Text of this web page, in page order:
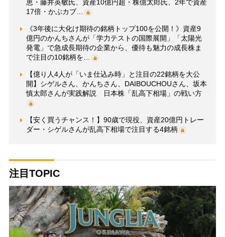
恵・藤井英敏氏、資産10億円超・株億太郎氏、2年で資産
17倍・かぶカブ…
《3年後に大化け期待の銘柄トップ100を公開！》資産9
億円のかんちさんが「学力テストの国際展開」「太陽光
発電」で急成長期待の企業から、優待も魅力の成長株ま
で注目の10銘柄を…
【億り人4人が「いま仕込み時」と注目の22銘柄を大公
開】シゲルさん、かんちさん、DAIBOUCHOUさん、坂本
慎太郎さんが実践解説 日本株「乱高下相場」の戦い方
【安く買うチャンス！】90歳で現役、資産20億円トレー
ダー・シゲルさんが乱高下相場で注目する4銘柄
注目TOPIC